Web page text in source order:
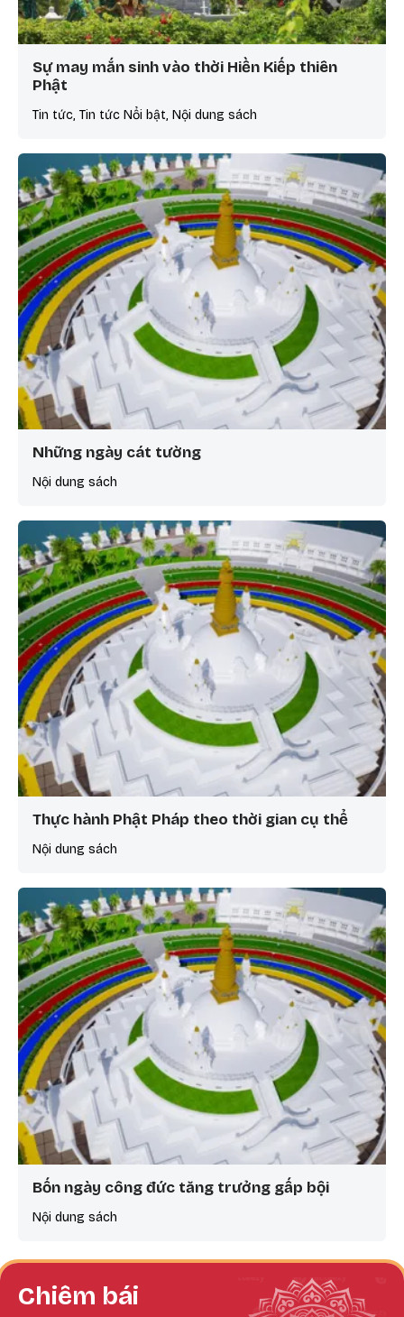
Sự may mắn sinh vào thời Hiền Kiếp thiên
Phật
Tin tức, Tin tức Nổi bật, Nội dung sách
Những ngày cát tường
Nội dung sách
Thực hành Phật Pháp theo thời gian cụ thể
Nội dung sách
Bốn ngày công đức tăng trưởng gấp bội
Nội dung sách
Chiêm bái